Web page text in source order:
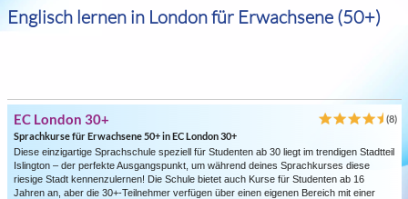
Englisch lernen in London für Erwachsene (50+)
EC London 30+
(8)
Sprachkurse für Erwachsene 50+ in EC London 30+
Diese einzigartige Sprachschule speziell für Studenten ab 30 liegt im trendigen Stadtteil
Islington – der perfekte Ausgangspunkt, um während deines Sprachkurses diese
riesige Stadt kennenzulernen! Die Schule bietet auch Kurse für Studenten ab 16
Jahren an, aber die 30+-Teilnehmer verfügen über einen eigenen Bereich mit einer